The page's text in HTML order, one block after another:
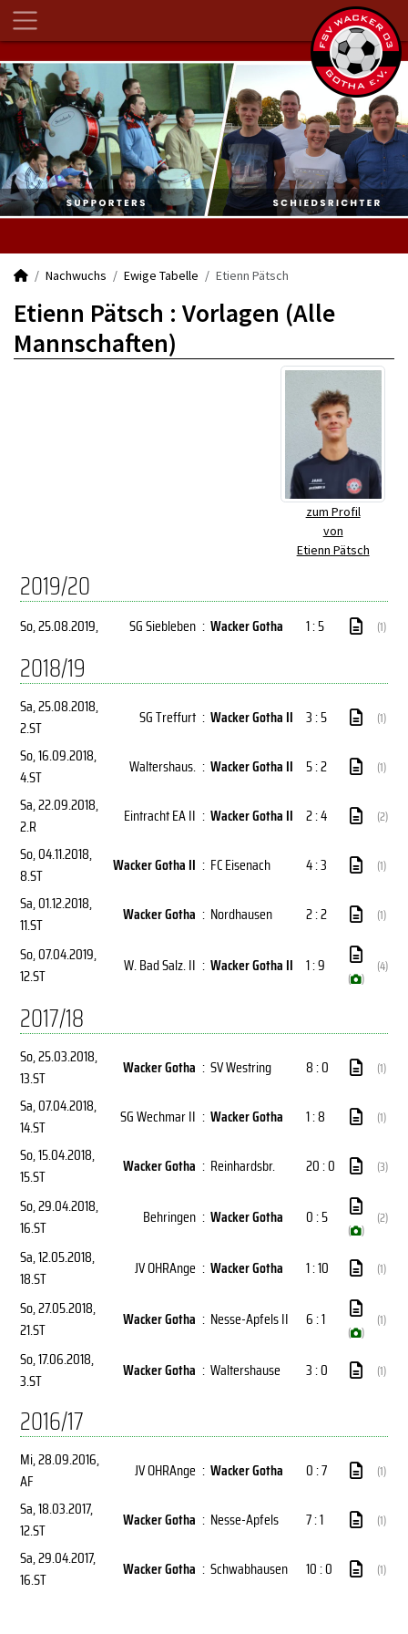
Nachwuchs Ewige Tabelle Etienn Pätsch
Etienn Pätsch : Vorlagen (Alle
Mannschaften)
zum Profil
von
Etienn Pätsch
2019/20
So, 25.08.2019, SG Siebleben : Wacker Gotha 1 : 5 (1)
2018/19
Sa, 25.08.2018,
2.ST
SG Treffurt : Wacker Gotha II 3 : 5 (1)
So, 16.09.2018,
4.ST
Waltershaus. : Wacker Gotha II 5 : 2 (1)
Sa, 22.09.2018,
2.R
Eintracht EA II : Wacker Gotha II 2 : 4 (2)
So, 04.11.2018,
8.ST
Wacker Gotha II : FC Eisenach 4 : 3 (1)
Sa, 01.12.2018,
11.ST
Wacker Gotha : Nordhausen 2 : 2 (1)
So, 07.04.2019,
12.ST
W. Bad Salz. II : Wacker Gotha II 1 : 9
( )
(4)
2017/18
So, 25.03.2018,
13.ST
Wacker Gotha : SV Westring 8 : 0 (1)
Sa, 07.04.2018,
14.ST
SG Wechmar II : Wacker Gotha 1 : 8 (1)
So, 15.04.2018,
15.ST
Wacker Gotha : Reinhardsbr. 20 : 0 (3)
So, 29.04.2018,
16.ST
Behringen : Wacker Gotha 0 : 5
( )
(2)
Sa, 12.05.2018,
18.ST
JV OHRAnge : Wacker Gotha 1 : 10 (1)
So, 27.05.2018,
21.ST
Wacker Gotha : Nesse-Apfels II 6 : 1
( )
(1)
So, 17.06.2018,
3.ST
Wacker Gotha : Waltershause 3 : 0 (1)
2016/17
Mi, 28.09.2016,
AF
JV OHRAnge : Wacker Gotha 0 : 7 (1)
Sa, 18.03.2017,
12.ST
Wacker Gotha : Nesse-Apfels 7 : 1 (1)
Sa, 29.04.2017,
16.ST
Wacker Gotha : Schwabhausen 10 : 0 (1)